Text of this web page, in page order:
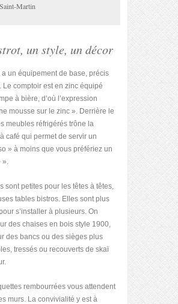
Saint-Martin
un style, un décor
a un équipement de base, précis
Le comptoir est en zinc équipé
à bière, d’où l’expression
mousse sur le zinc ». Derrière le
meubles réfrigérés trône la
café qui permet de servir un
» à moins que vous préfériez un
».
sont petites pour les têtes à têtes,
tables bistros. Elles sont plus
s’installer à plusieurs. On
des chaises en bois style 1900,
des bancs ou des sièges plus
tressés ou recouverts de skaï
rembourrées vous attendent
murs. La convivialité y est à